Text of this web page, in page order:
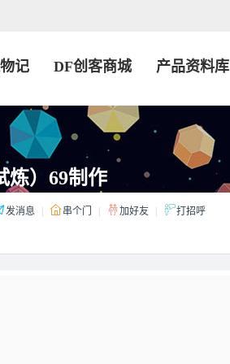
记 DF创客商城 产品资料库
炼）69制作
发消息 串个门 加好友 打招呼